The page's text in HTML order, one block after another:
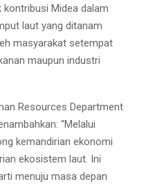
Midea dalam
laut yang ditanam
masyarakat setempat
maupun industri
Resources Department
“Melalui
kemandirian ekonomi
ekosistem laut. Ini
menuju masa depan